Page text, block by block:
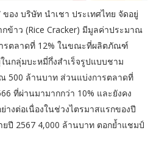
อง บริษัท นำเชา ประเทศไทย จัดอยู่
ข้าว (Rice Cracker) มีมูลค่าประมาณ
รตลาดที่ 12% ในขณะที่ผลิตภัณฑ์
นกลุ่มบะหมี่กึ่งสำเร็จรูปแบบชาม
500 ล้านบาท ส่วนแบ่งการตลาดที่
ที่ผ่านมามากกว่า 10% และยังคง
างต่อเนื่องในช่วงไตรมาสแรกของปี
ยปี 2567 4,000 ล้านบาท ตอกย้ำแชมป์